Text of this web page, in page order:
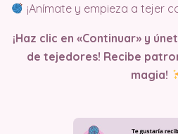
¡Anímate y empieza a tejer
¡Haz clic en «Continuar» y
de tejedores! Recibe
magia!